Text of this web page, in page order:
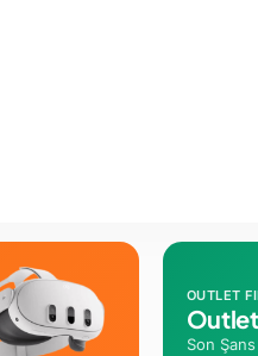
OUTLET
Son Şans